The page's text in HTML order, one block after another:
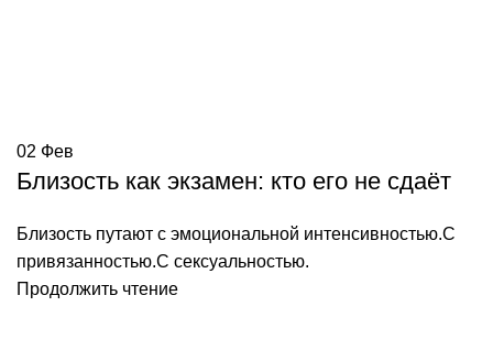
02 Фев
Близость как экзамен: кто его не сдаёт
Близость путают с эмоциональной интенсивностью.С
привязанностью.С сексуальностью.
Продолжить чтение